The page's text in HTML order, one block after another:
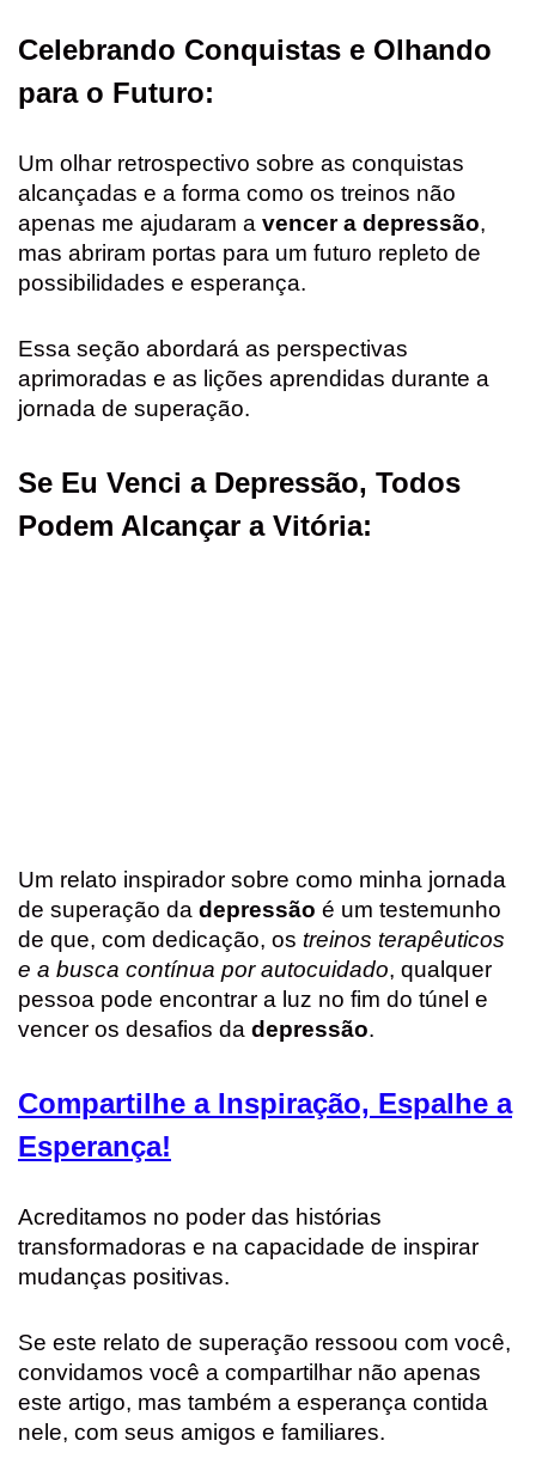
Celebrando Conquistas e Olhando
para o Futuro:
Um olhar retrospectivo sobre as conquistas
alcançadas e a forma como os treinos não
apenas me ajudaram a vencer a depressão,
mas abriram portas para um futuro repleto de
possibilidades e esperança.
Essa seção abordará as perspectivas
aprimoradas e as lições aprendidas durante a
jornada de superação.
Se Eu Venci a Depressão, Todos
Podem Alcançar a Vitória:
Um relato inspirador sobre como minha jornada
de superação da depressão é um testemunho
de que, com dedicação, os treinos terapêuticos
e a busca contínua por autocuidado, qualquer
pessoa pode encontrar a luz no fim do túnel e
vencer os desafios da depressão.
Compartilhe a Inspiração, Espalhe a
Esperança!
Acreditamos no poder das histórias
transformadoras e na capacidade de inspirar
mudanças positivas.
Se este relato de superação ressoou com você,
convidamos você a compartilhar não apenas
este artigo, mas também a esperança contida
nele, com seus amigos e familiares.